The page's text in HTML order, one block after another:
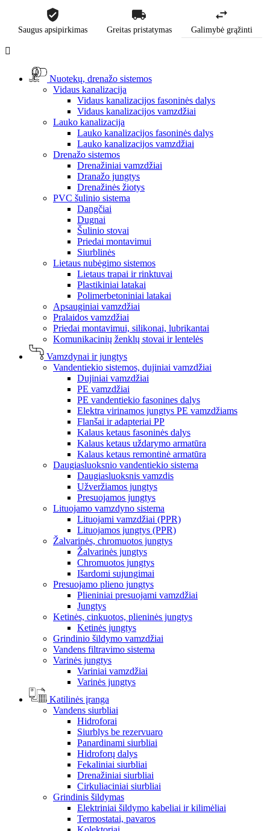
Saugus apsipirkimas Greitas pristatymas Galimybė grąžinti

Nuotekų, drenažo sistemos
Vidaus kanalizacija
Vidaus kanalizacijos fasoninės dalys
Vidaus kanalizacijos vamzdžiai
Lauko kanalizacija
Lauko kanalizacijos fasoninės dalys
Lauko kanalizacijos vamzdžiai
Drenažo sistemos
Drenažiniai vamzdžiai
Dranažo jungtys
Drenažinės žiotys
PVC šulinio sistema
Dangčiai
Dugnai
Šulinio stovai
Priedai montavimui
Siurblinės
Lietaus nubėgimo sistemos
Lietaus trapai ir rinktuvai
Plastikiniai latakai
Polimerbetoniniai latakai
Apsauginiai vamzdžiai
Pralaidos vamzdžiai
Priedai montavimui, silikonai, lubrikantai
Komunikacinių ženklų stovai ir lentelės
Vamzdynai ir jungtys
Vandentiekio sistemos, dujiniai vamzdžiai
Dujiniai vamzdžiai
PE vamzdžiai
PE vandentiekio fasonines dalys
Elektra virinamos jungtys PE vamzdžiams
Flanšai ir adapteriai PP
Kalaus ketaus fasoninės dalys
Kalaus ketaus uždarymo armatūra
Kalaus ketaus remontinė armatūra
Daugiasluoksnio vandentiekio sistema
Daugiasluoksnis vamzdis
Užveržiamos jungtys
Presuojamos jungtys
Lituojamo vamzdyno sistema
Lituojami vamzdžiai (PPR)
Lituojamos jungtys (PPR)
Žalvarinės, chromuotos jungtys
Žalvarinės jungtys
Chromuotos jungtys
Išardomi sujungimai
Presuojamo plieno jungtys
Plieniniai presuojami vamzdžiai
Jungtys
Ketinės, cinkuotos, plieninės jungtys
Ketinės jungtys
Grindinio šildymo vamzdžiai
Vandens filtravimo sistema
Varinės jungtys
Variniai vamzdžiai
Varinės jungtys
Katilinės įranga
Vandens siurbliai
Hidroforai
Siurblys be rezervuaro
Panardinami siurbliai
Hidroforų dalys
Fekaliniai siurbliai
Drenažiniai siurbliai
Cirkuliaciniai siurbliai
Grindinis šildymas
Elektriniai šildymo kabeliai ir kilimėliai
Termostatai, pavaros